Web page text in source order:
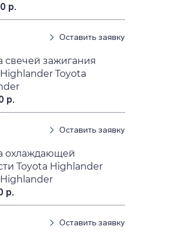
р.
Оставить заявку
свечей зажигания
Toyota
р.
Оставить заявку
охлаждающей
Toyota Highlander
р.
Оставить заявку